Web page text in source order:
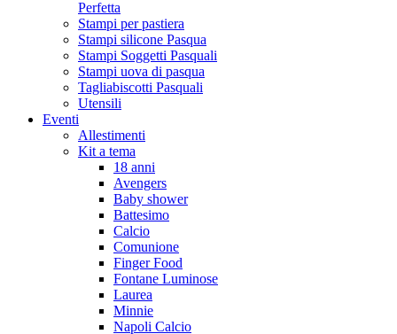
Perfetta
Stampi per pastiera
Stampi silicone Pasqua
Stampi Soggetti Pasquali
Stampi uova di pasqua
Tagliabiscotti Pasquali
Utensili
Eventi
Allestimenti
Kit a tema
18 anni
Avengers
Baby shower
Battesimo
Calcio
Comunione
Finger Food
Fontane Luminose
Laurea
Minnie
Napoli Calcio